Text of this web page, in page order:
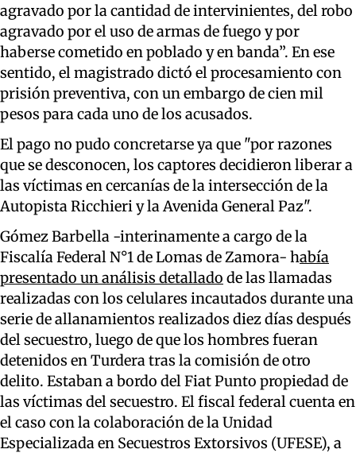
agravado por la cantidad de intervinientes, del robo
agravado por el uso de armas de fuego y por
haberse cometido en poblado y en banda”. En ese
sentido, el magistrado dictó el procesamiento con
prisión preventiva, con un embargo de cien mil
pesos para cada uno de los acusados.
El pago no pudo concretarse ya que "por razones
que se desconocen, los captores decidieron liberar a
las víctimas en cercanías de la intersección de la
Autopista Ricchieri y la Avenida General Paz".
Gómez Barbella -interinamente a cargo de la
Fiscalía Federal N°1 de Lomas de Zamora- había
presentado un análisis detallado de las llamadas
realizadas con los celulares incautados durante una
serie de allanamientos realizados diez días después
del secuestro, luego de que los hombres fueran
detenidos en Turdera tras la comisión de otro
delito. Estaban a bordo del Fiat Punto propiedad de
las víctimas del secuestro. El fiscal federal cuenta en
el caso con la colaboración de la Unidad
Especializada en Secuestros Extorsivos (UFESE), a